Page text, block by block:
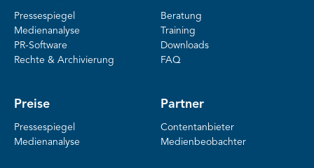
Pressespiegel
Medienanalyse
PR-Software
Rechte & Archivierung
Beratung
Training
Downloads
FAQ
Preise
Pressespiegel
Medienanalyse
Partner
Contentanbieter
Medienbeobachter